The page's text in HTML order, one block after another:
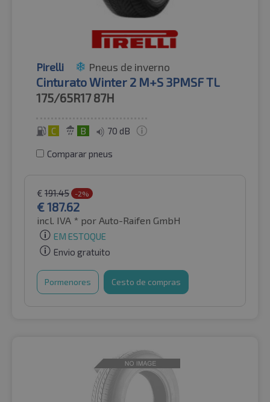
Pirelli Pneus de inverno
Cinturato Winter 2 M+S 3PMSF TL
175/65R17 87H
C B 70 dB
Comparar pneus
€ 191.45 -2%
€187.62
incl. IVA * por Auto-Raifen GmbH
EM ESTOQUE
Envio gratuito
Pormenores Cesto de compras